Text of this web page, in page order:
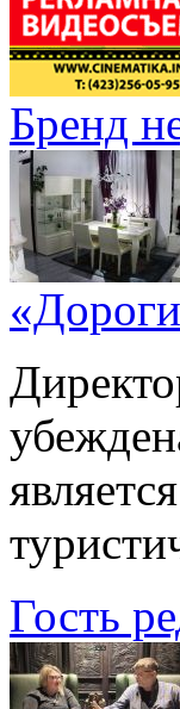
Бренд
Гость